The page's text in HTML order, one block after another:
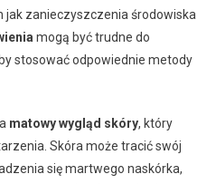
zanieczyszczenia środowiska
mogą być trudne do
stosować odpowiednie metody
matowy wygląd skóry, który
Skóra może tracić swój
się martwego naskórka,